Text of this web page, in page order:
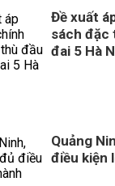
Đề xuất
sách đặc
đai 5 Hà
Quảng
điều kiện